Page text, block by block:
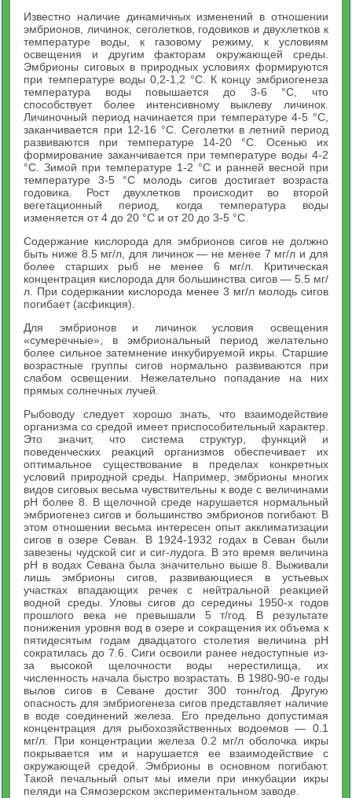
Известно наличие динамичных изменений в отношении
эмбрионов, личинок, сеголетков, годовиков и двухлетков к
температуре воды, к газовому режиму, к условиям
освещения и другим факторам окружающей среды.
Эмбрионы сиговых в природных условиях формируются
при температуре воды 0,2-1,2 °С. К концу эмбриогенеза
температура воды повышается до 3-6 °С, что
способствует более интенсивному выклеву личинок.
Личиночный период начинается при температуре 4-5 °С,
заканчивается при 12-16 °С. Сеголетки в летний период
развиваются при температуре 14-20 °С. Осенью их
формирование заканчивается при температуре воды 4-2
°С. Зимой при температуре 1-2 °С и ранней весной при
температуре 3-5 °С молодь сигов достигает возраста
годовика. Рост двухлетков происходит во второй
вегетационный период, когда температура воды
изменяется от 4 до 20 °С и от 20 до 3-5 °С.
Содержание кислорода для эмбрионов сигов не должно
быть ниже 8.5 мг/л, для личинок — не менее 7 мг/л и для
более старших рыб не менее 6 мг/л. Критическая
концентрация кислорода для большинства сигов — 5.5 мг/
л. При содержании кислорода менее 3 мг/л молодь сигов
погибает (асфикция).
Для эмбрионов и личинок условия освещения
«сумеречные», в эмбриональный период желательно
более сильное затемнение инкубируемой икры. Старшие
возрастные группы сигов нормально развиваются при
слабом освещении. Нежелательно попадание на них
прямых солнечных лучей.
Рыбоводу следует хорошо знать, что взаимодействие
организма со средой имеет приспособительный характер.
Это значит, что система структур, функций и
поведенческих реакций организмов обеспечивает их
оптимальное существование в пределах конкретных
условий природной среды. Например, эмбрионы многих
видов сиговых весьма чувствительны к воде с величинами
pH более 8. В щелочной среде нарушается нормальный
эмбриогенез сигов и большинство эмбрионов погибают. В
этом отношении весьма интересен опыт акклиматизации
сигов в озере Севан. В 1924-1932 годах в Севан были
завезены чудской сиг и сиг-лудога. В это время величина
pH в водах Севана была значительно выше 8. Выживали
лишь эмбрионы сигов, развивающиеся в устьевых
участках впадающих речек с нейтральной реакцией
водной среды. Уловы сигов до середины 1950-х годов
прошлого века не превышали 5 т/год. В результате
понижения уровня вод в озере и сокращения их объема к
пятидесятым годам двадцатого столетия величина pH
сократилась до 7.6. Сиги освоили ранее недоступные из-
за высокой щелочности воды нерестилища, их
численность начала быстро возрастать. В 1980-90-е годы
вылов сигов в Севане достиг 300 тонн/год. Другую
опасность для эмбриогенеза сигов представляет наличие
в воде соединений железа. Его предельно допустимая
концентрация для рыбохозяйственных водоемов — 0.1
мг/л. При концентрации железа 0.2 мг/л оболочка икры
покрывается им и нарушается ее взаимодействие с
окружающей средой. Эмбрионы в основном погибают.
Такой печальный опыт мы имели при инкубации икры
пеляди на Сямозерском экспериментальном заводе.